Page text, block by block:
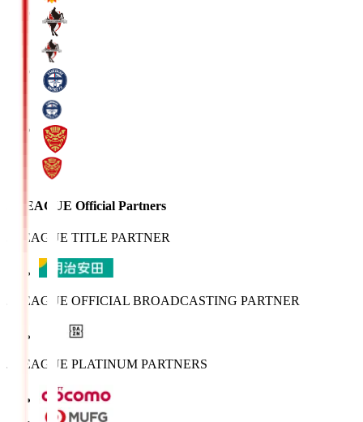
J.LEAGUE Official Partners
J.LEAGUE TITLE PARTNER
J.LEAGUE OFFICIAL BROADCASTING PARTNER
J.LEAGUE PLATINUM PARTNERS